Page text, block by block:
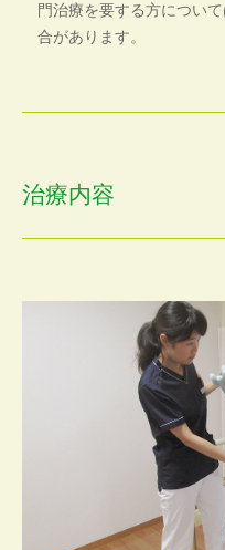
門治療を要する方につい
合があります。
治療内容